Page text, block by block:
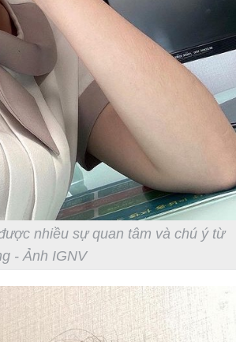
nhiều sự quan tâm và chú ý từ
- Ảnh IGNV